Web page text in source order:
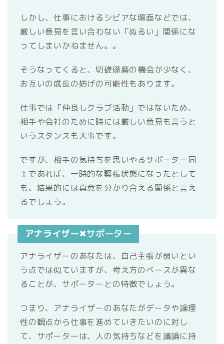
しかし、仕事におけるシビアな場面などでは、
厳しい意見を言い合わない「ぬるい」関係にな
ってしまいかねません。。
そうなってくると、切磋琢磨の機会が少なく、
お互いの成長の妨げの可能性もあります。
仕事では「仲良しクラブ活動」ではないため、
相手や会社のために時には厳しい意見も言うと
いうスタンスも大事です。
ですが、相手の気持ちを思いやるサポーター同
士であれば、一時的な緊張状態になったとして
も、結果的には真意を分かり合える関係と言え
るでしょう。
アナライザー✖サポーター
アナライザーのあなたは、自己主張が弱いとい
う点では似ていますが、考え方のベースが異な
ることが、サポーターとの特徴でしょう。
つまり、アナライザーのあなたがデータや論理
性の観点から仕事を進めていきたいのに対し
て、サポーターは、人の気持ちなどを議論に持